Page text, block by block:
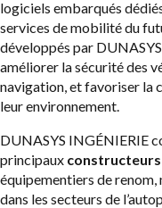
logiciels embarqués
services de mobilité du
développés par
améliorer la sécurité des
navigation, et favoriser la
leur environnement.
DUNASYS INGÉNIERIE
principaux
équipementiers de
dans les secteurs de